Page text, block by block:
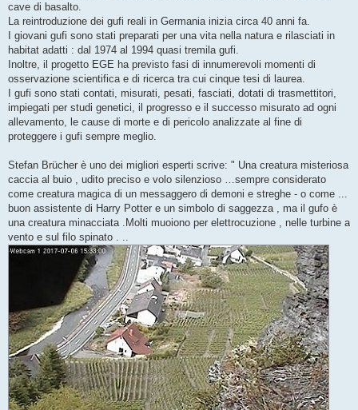
cave di basalto.
La reintroduzione dei gufi reali in Germania inizia circa 40 anni fa.
I giovani gufi sono stati preparati per una vita nella natura e rilasciati in
habitat adatti : dal 1974 al 1994 quasi tremila gufi.
Inoltre, il progetto EGE ha previsto fasi di innumerevoli momenti di
osservazione scientifica e di ricerca tra cui cinque tesi di laurea.
I gufi sono stati contati, misurati, pesati, fasciati, dotati di trasmettitori,
impiegati per studi genetici, il progresso e il successo misurato ad ogni
allevamento, le cause di morte e di pericolo analizzate al fine di
proteggere i gufi sempre meglio.
Stefan Brücher è uno dei migliori esperti scrive: " Una creatura misteriosa
caccia al buio , udito preciso e volo silenzioso …sempre considerato
come creatura magica di un messaggero di demoni e streghe - o come ...
buon assistente di Harry Potter e un simbolo di saggezza , ma il gufo è
una creatura minacciata .Molti muoiono per elettrocuzione , nelle turbine a
vento e sul filo spinato . ..